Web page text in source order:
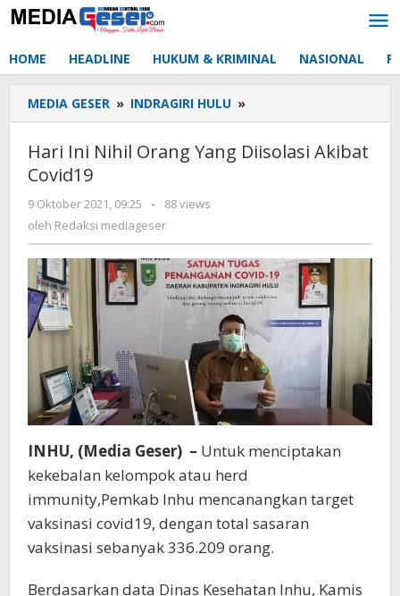
Lewati
ke
HOME HEADLINE HUKUM & KRIMINAL NASIONAL
MEDIA GESER » INDRAGIRI HULU »
Ini
Orang
Hari Ini Nihil Orang Yang Diisolasi Akibat
Covid19
9 Oktober 2021, 09:25
oleh
Redaksi
-
88 views
oleh Redaksi mediageser
INHU, (Media Geser) – Untuk menciptakan
kekebalan kelompok atau herd
immunity,Pemkab Inhu mencanangkan target
vaksinasi covid19, dengan total sasaran
vaksinasi sebanyak 336.209 orang.
Berdasarkan data Dinas Kesehatan Inhu, Kamis